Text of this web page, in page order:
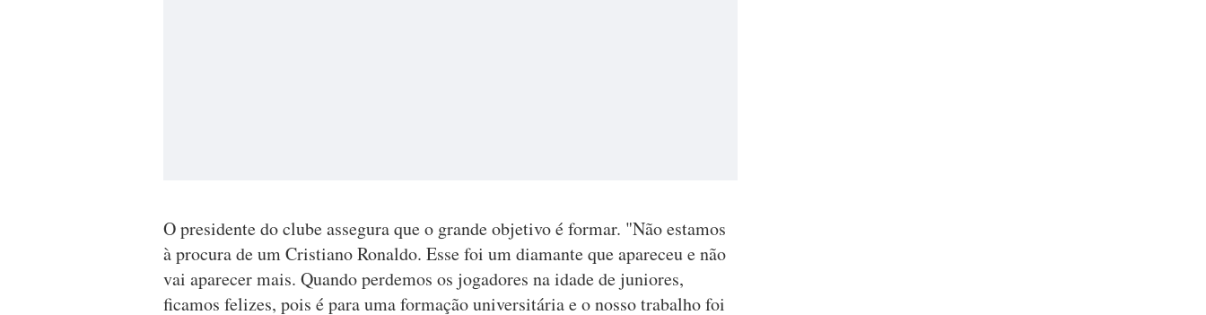
O presidente do clube assegura que o grande objetivo é formar. "Não estamos
à procura de um Cristiano Ronaldo. Esse foi um diamante que apareceu e não
vai aparecer mais. Quando perdemos os jogadores na idade de juniores,
ficamos felizes, pois é para uma formação universitária e o nosso trabalho foi